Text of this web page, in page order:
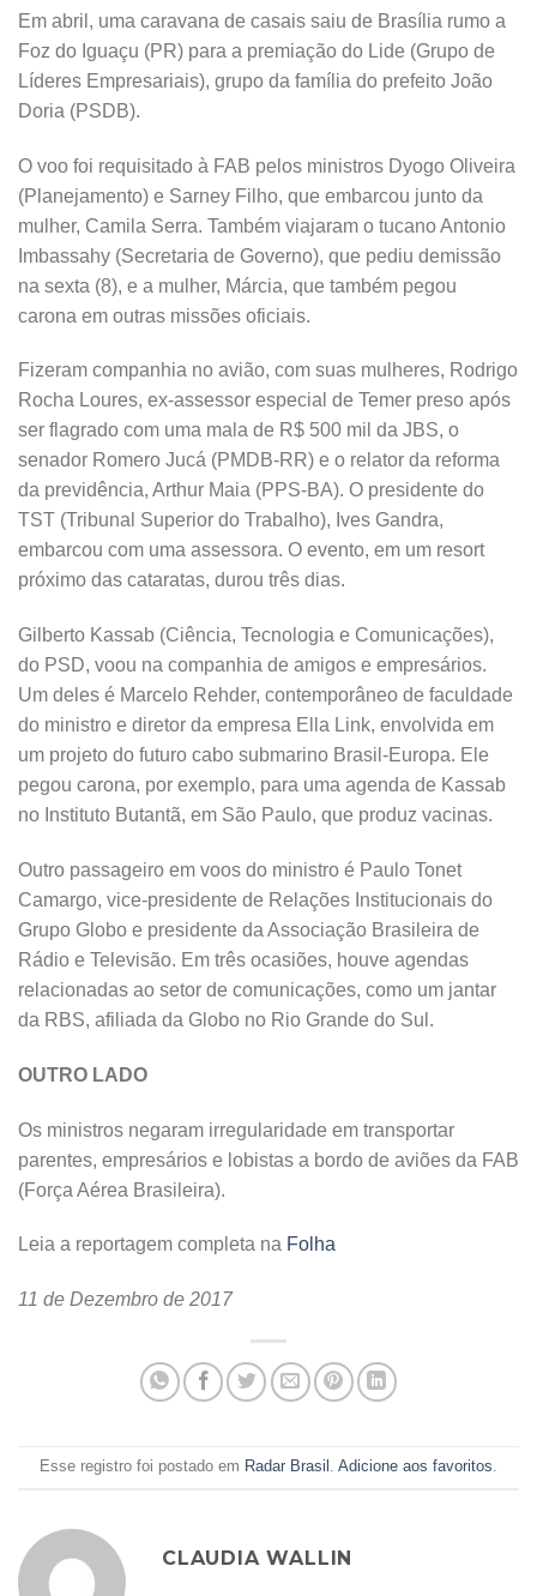
Em abril, uma caravana de casais saiu de Brasília rumo a
Foz do Iguaçu (PR) para a premiação do Lide (Grupo de
Líderes Empresariais), grupo da família do prefeito João
Doria (PSDB).
O voo foi requisitado à FAB pelos ministros Dyogo Oliveira
(Planejamento) e Sarney Filho, que embarcou junto da
mulher, Camila Serra. Também viajaram o tucano Antonio
Imbassahy (Secretaria de Governo), que pediu demissão
na sexta (8), e a mulher, Márcia, que também pegou
carona em outras missões oficiais.
Fizeram companhia no avião, com suas mulheres, Rodrigo
Rocha Loures, ex-assessor especial de Temer preso após
ser flagrado com uma mala de R$ 500 mil da JBS, o
senador Romero Jucá (PMDB-RR) e o relator da reforma
da previdência, Arthur Maia (PPS-BA). O presidente do
TST (Tribunal Superior do Trabalho), Ives Gandra,
embarcou com uma assessora. O evento, em um resort
próximo das cataratas, durou três dias.
Gilberto Kassab (Ciência, Tecnologia e Comunicações),
do PSD, voou na companhia de amigos e empresários.
Um deles é Marcelo Rehder, contemporâneo de faculdade
do ministro e diretor da empresa Ella Link, envolvida em
um projeto do futuro cabo submarino Brasil-Europa. Ele
pegou carona, por exemplo, para uma agenda de Kassab
no Instituto Butantã, em São Paulo, que produz vacinas.
Outro passageiro em voos do ministro é Paulo Tonet
Camargo, vice-presidente de Relações Institucionais do
Grupo Globo e presidente da Associação Brasileira de
Rádio e Televisão. Em três ocasiões, houve agendas
relacionadas ao setor de comunicações, como um jantar
da RBS, afiliada da Globo no Rio Grande do Sul.
OUTRO LADO
Os ministros negaram irregularidade em transportar
parentes, empresários e lobistas a bordo de aviões da FAB
(Força Aérea Brasileira).
Leia a reportagem completa na Folha
11 de Dezembro de 2017
Esse registro foi postado em Radar Brasil . Adicione aos favoritos.
CLAUDIA WALLIN